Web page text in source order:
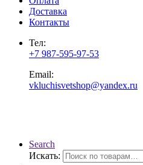
Доставка
Контакты
Тел:
+7 987-595-97-53
Email:
vkluchisvetshop@yandex.ru
Search
Искать: